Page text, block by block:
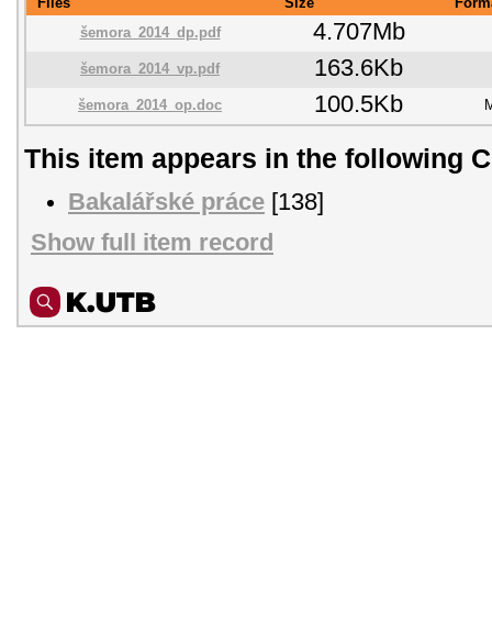
šemora_2014_dp.pdf
4.707Mb
šemora_2014_vp.pdf 163.6Kb
šemora_2014_op.doc 100.5Kb
This item appears in the following
Bakalářské práce [138]
Show full item record